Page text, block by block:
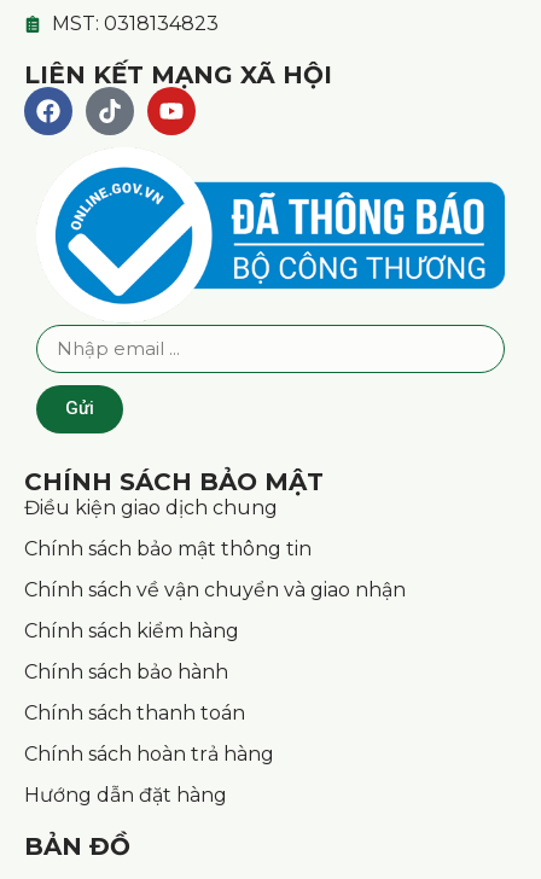
MST: 0318134823
LIÊN KẾT MẠNG XÃ HỘI
Gửi
CHÍNH SÁCH BẢO MẬT
Điều kiện giao dịch chung
Chính sách bảo mật thông tin
Chính sách về vận chuyển và giao nhận
Chính sách kiểm hàng
Chính sách bảo hành
Chính sách thanh toán
Chính sách hoàn trả hàng
Hướng dẫn đặt hàng
BẢN ĐỒ